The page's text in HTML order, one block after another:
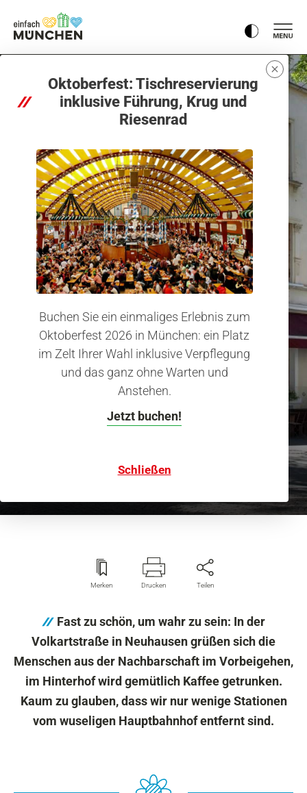
Oktoberfest: Tischreservierung
inklusive Führung, Krug und
Riesenrad
Buchen Sie ein einmaliges Erlebnis zum
Oktoberfest 2026 in München: ein Platz
im Zelt Ihrer Wahl inklusive Verpflegung
und das ganz ohne Warten und
Anstehen.
Jetzt buchen!
Schließen
Besondere Straßen: Volkartstraße
Neuhausen aus dem
Merken Drucken Teilen
Fast zu schön, um wahr zu sein: In der
Volkartstraße in Neuhausen grüßen sich die
Menschen aus der Nachbarschaft im Vorbeigehen,
im Hinterhof wird gemütlich Kaffee getrunken.
Kaum zu glauben, dass wir nur wenige Stationen
vom wuseligen Hauptbahnhof entfernt sind.